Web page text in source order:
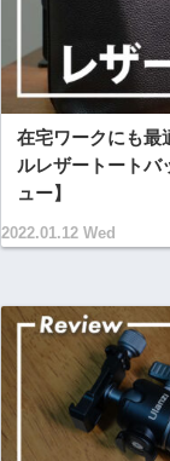
2022.01.12 Wed
在宅ワークにも最
ルレザートートバ
ュー】